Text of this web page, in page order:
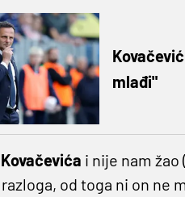
mlađi"
Kovačevića i nije nam
od toga ni on ne